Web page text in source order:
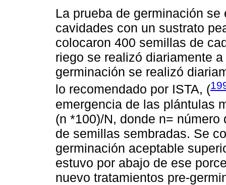
La prueba de germinación
cavidades con un sustrato
colocaron 400 semillas de
riego se realizó diariamente
germinación se realizó
lo recomendado por ISTA, (
emergencia de las plántulas
(n *100)/N, donde n=
de semillas sembradas. Se
germinación aceptable
estuvo por abajo de ese
nuevo tratamientos pre-